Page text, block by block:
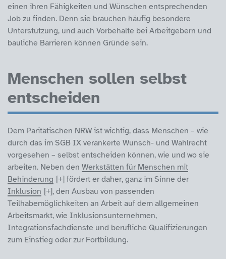
einen ihren Fähigkeiten und Wünschen entsprechenden
Job zu finden. Denn sie brauchen häufig besondere
Unterstützung, und auch Vorbehalte bei Arbeitgebern und
bauliche Barrieren können Gründe sein.
Menschen sollen selbst
entscheiden
Dem Paritätischen NRW ist wichtig, dass Menschen – wie
durch das im SGB IX verankerte Wunsch- und Wahlrecht
vorgesehen – selbst entscheiden können, wie und wo sie
arbeiten. Neben den Werkstätten für Menschen mit
Behinderung
fördert er daher, ganz im Sinne der
Inklusion
, den Ausbau von passenden
Teilhabemöglichkeiten an Arbeit auf dem allgemeinen
Arbeitsmarkt, wie Inklusionsunternehmen,
Integrationsfachdienste und berufliche Qualifizierungen
zum Einstieg oder zur Fortbildung.